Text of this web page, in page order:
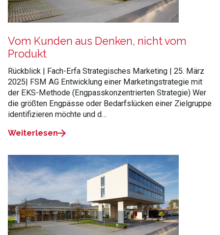
Vom Kunden aus Denken, nicht vom
Produkt
Rückblick | Fach-Erfa Strategisches Marketing | 25. März
2025| FSM AG Entwicklung einer Marketingstrategie mit
der EKS-Methode (Engpasskonzentrierten Strategie) Wer
die größten Engpässe oder Bedarfslücken einer Zielgruppe
identifizieren möchte und d…
Weiterlesen